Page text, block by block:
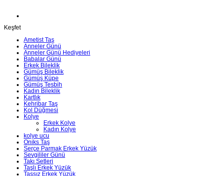
Keşfet
Ametist Taş
Anneler Günü
Anneler Günü Hediyeleri
Babalar Günü
Erkek Bileklik
Gümüş Bileklik
Gümüş Küpe
Gümüş Tesbih
Kadın Bileklik
Kartlık
Kehribar Taş
Kol Düğmesi
Kolye
Erkek Kolye
Kadın Kolye
kolye ucu
Oniks Taş
Serçe Parmak Erkek Yüzük
Sevgililer Günü
Takı Setleri
Taşlı Erkek Yüzük
Taşsız Erkek Yüzük